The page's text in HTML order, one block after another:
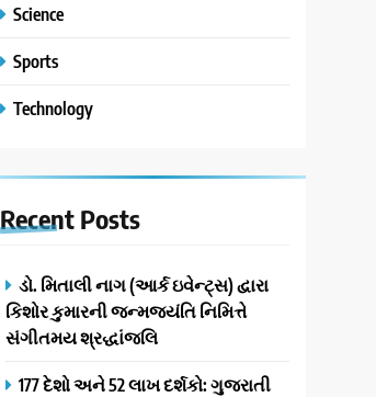
Science
Sports
Technology
Recent Posts
ડો. મિતાલી નાગ (આર્ક ઇવેન્ટ્સ) દ્વારા
કિશોર કુમારની જન્મજયંતિ નિમિત્તે
સંગીતમય શ્રદ્ધાંજલિ
177 દેશો અને 52 લાખ દર્શકો: ગુજરાતી